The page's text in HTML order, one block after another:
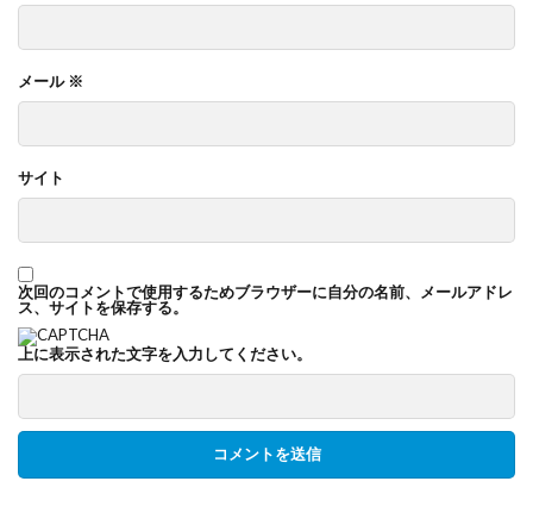
メール ※
サイト
次回のコメントで使用するためブラウザーに自分の名前、メールアドレ
ス、サイトを保存する。
上に表示された文字を入力してください。